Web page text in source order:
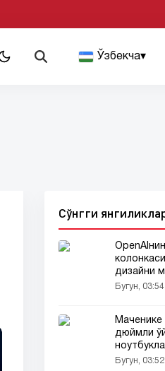
Ўзбекча▾
Сўнгги
дизайни
Бугун, 03:54
Маченике
дюймли
Бугун, 03:52